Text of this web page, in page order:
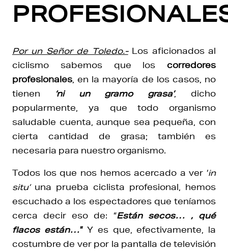
Por un Señor de Toledo.- Los aficionados al
ciclismo sabemos que los corredores
profesionales , en la mayoría de los casos, no
tienen
‘ni un gramo grasa’, dicho
popularmente, ya que todo organismo
saludable cuenta, aunque sea pequeña, con
cierta cantidad de grasa; también es
necesaria para nuestro organismo.
Todos los que nos hemos acercado a ver ‘in
situ’una prueba ciclista profesional, hemos
escuchado a los espectadores que teníamos
cerca decir eso de: “Están secos… , qué
flacos están…”Y es que, efectivamente, la
costumbre de ver por la pantalla de televisión